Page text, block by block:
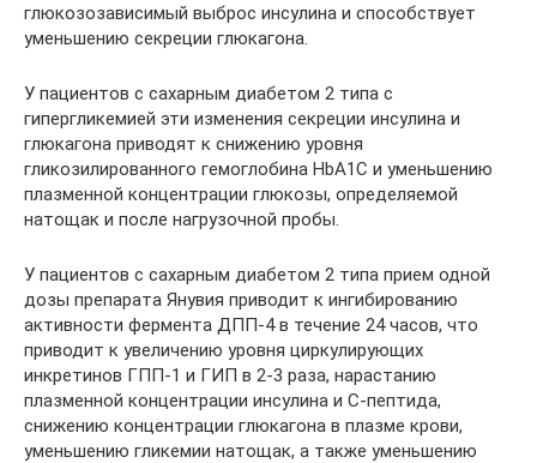
глюкозозависимый выброс инсулина и способствует
уменьшению секреции глюкагона.
У пациентов с сахарным диабетом 2 типа с
гипергликемией эти изменения секреции инсулина и
глюкагона приводят к снижению уровня
гликозилированного гемоглобина НbА1С и уменьшению
плазменной концентрации глюкозы, определяемой
натощак и после нагрузочной пробы.
У пациентов с сахарным диабетом 2 типа прием одной
дозы препарата Янувия приводит к ингибированию
активности фермента ДПП-4 в течение 24 часов, что
приводит к увеличению уровня циркулирующих
инкретинов ГПП-1 и ГИП в 2-3 раза, нарастанию
плазменной концентрации инсулина и С-пептида,
снижению концентрации глюкагона в плазме крови,
уменьшению гликемии натощак, а также уменьшению